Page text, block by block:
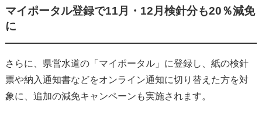
マイポータル登録で11月・12月検針分も20％減免
に
さらに、県営水道の「マイポータル」に登録し、紙の検針
票や納入通知書などをオンライン通知に切り替えた方を対
象に、追加の減免キャンペーンも実施されます。